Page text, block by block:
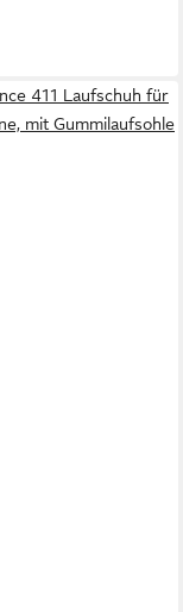
411 Laufschuh für
mit Gummilaufsohle